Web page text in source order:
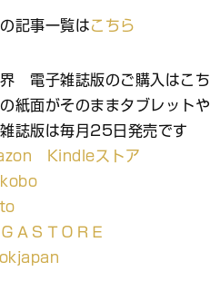
記事一覧はこちら
電子雑誌版のご購入はこち
紙面がそのままタブレット
誌版は毎月25日発売です
Kindleストア
ＡＳＴＯＲＥ